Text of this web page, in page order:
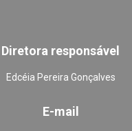
Diretora responsável
Edcéia Pereira Gonçalves
E-mail